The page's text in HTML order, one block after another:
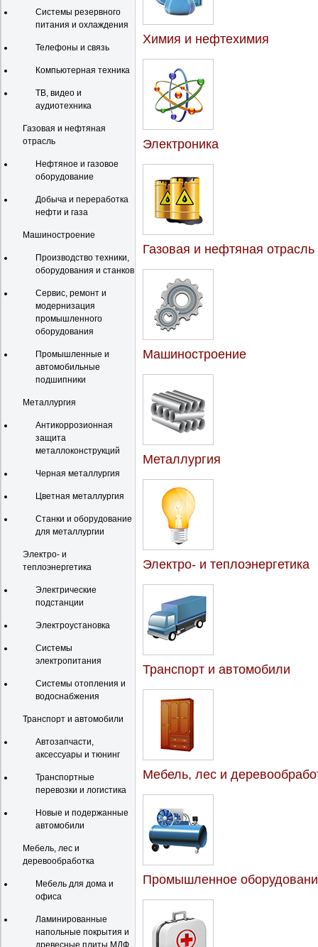
Системы резервного
питания и охлаждения
Телефоны и связь
Компьютерная техника
ТВ, видео и
аудиотехника
Газовая и нефтяная
отрасль
Нефтяное и газовое
оборудование
Добыча и переработка
нефти и газа
Машиностроение
Производство техники,
оборудования и станков
Сервис, ремонт и
модернизация
промышленного
оборудования
Промышленные и
автомобильные
подшипники
Металлургия
Антикоррозионная
защита
металлоконструкций
Черная металлургия
Цветная металлургия
Станки и оборудование
для металлургии
Электро- и
теплоэнергетика
Электрические
подстанции
Электроустановка
Системы
электропитания
Системы отопления и
водоснабжения
Транспорт и автомобили
Автозапчасти,
аксессуары и тюнинг
Транспортные
перевозки и логистика
Новые и подержанные
автомобили
Мебель, лес и
деревообработка
Мебель для дома и
офиса
Ламинированные
напольные покрытия и
древесные плиты МДФ,
Химия и нефтехимия
Электроника
Газовая и нефтяная отрасль
Машиностроение
Металлургия
Электро- и теплоэнергетика
Транспорт и автомобили
Мебель, лес и
Промышленное